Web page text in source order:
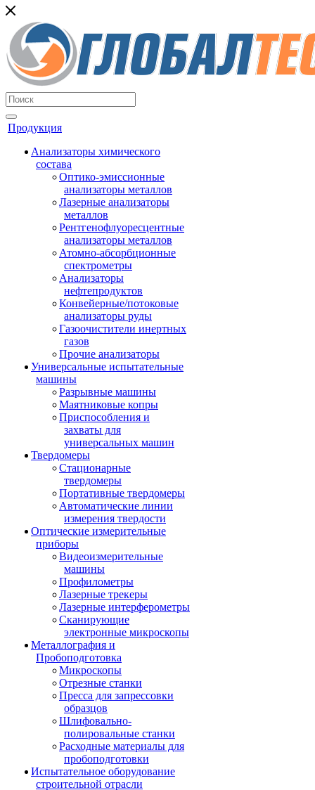
Продукция
Анализаторы химического
состава
Оптико-эмиссионные
анализаторы металлов
Лазерные анализаторы
металлов
Рентгенофлуоресцентные
анализаторы металлов
Атомно-абсорбционные
спектрометры
Анализаторы
нефтепродуктов
Конвейерные/потоковые
анализаторы руды
Газоочистители инертных
газов
Прочие анализаторы
Универсальные испытательные
машины
Разрывные машины
Маятниковые копры
Приспособления и
захваты для
универсальных машин
Твердомеры
Стационарные
твердомеры
Портативные твердомеры
Автоматические линии
измерения твердости
Оптические измерительные
приборы
Видеоизмерительные
машины
Профилометры
Лазерные трекеры
Лазерные интерферометры
Сканирующие
электронные микроскопы
Металлография и
Пробоподготовка
Микроскопы
Отрезные станки
Пресса для запрессовки
образцов
Шлифовально-
полировальные станки
Расходные материалы для
пробоподготовки
Испытательное оборудование
строительной отрасли